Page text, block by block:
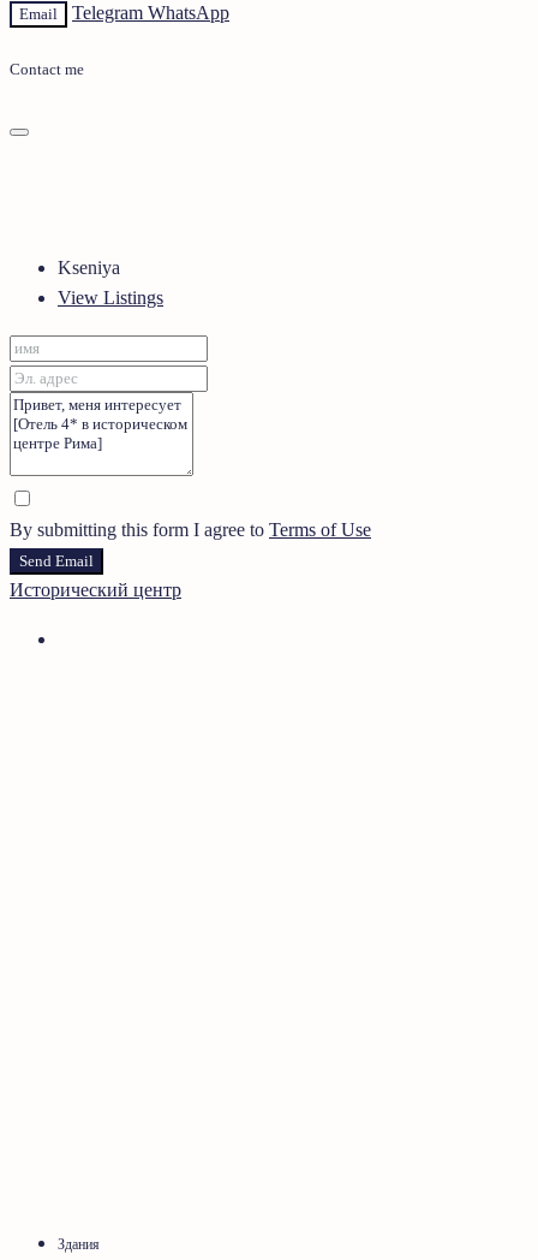
Email Telegram WhatsApp
Contact me
Kseniya
View Listings
By submitting this form I agree to Terms of Use
Send Email
Исторический центр
Здания